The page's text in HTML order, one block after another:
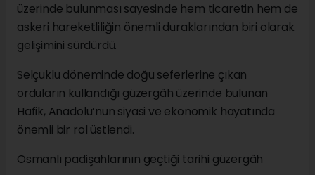
üzerinde bulunması sayesinde hem ticaretin hem de
askeri hareketliliğin önemli duraklarından biri olarak
gelişimini sürdürdü.
Selçuklu döneminde doğu seferlerine çıkan
orduların kullandığı güzergâh üzerinde bulunan
Hafik, Anadolu’nun siyasi ve ekonomik hayatında
önemli bir rol üstlendi.
Osmanlı padişahlarının geçtiği tarihi güzergâh